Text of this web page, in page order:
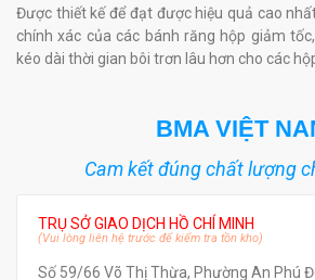
Được thiết kế để đạt được hiệu quả cao
chính xác của các bánh răng hộp giảm
kéo dài thời gian bôi trơn lâu hơn cho các
BMA VIỆT
Cam kết đúng chất lượng
TRỤ SỞ GIAO DỊCH HỒ CHÍ MINH
(Vui lòng liên hệ trước để kiểm tra tồn kho)
Số 59/66 Võ Thị Thừa, Phường An Phú